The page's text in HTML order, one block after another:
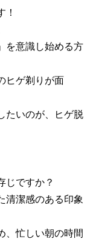
！
を意識し始める方
ヒゲ剃りが面
たいのが、ヒゲ脱
じですか？
清潔感のある印象
、忙しい朝の時間